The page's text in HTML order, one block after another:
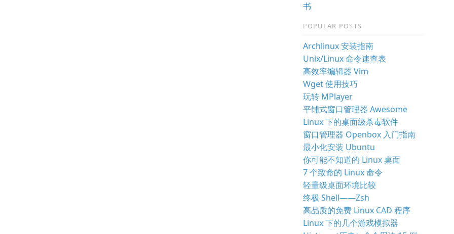
书
POPULAR POSTS
Archlinux 安装指南
Unix/Linux 命令速查表
高效率编辑器 Vim
Wget 使用技巧
玩转 MPlayer
平铺式窗口管理器 Awesome
Linux 下的桌面级杀毒软件
窗口管理器 Openbox 入门指南
最小化安装 Ubuntu
你可能不知道的 Linux 桌面
7 个致命的 Linux 命令
轻量级桌面环境比较
终极 Shell——Zsh
高品质的免费 Linux CAD 程序
Linux 下的几个游戏模拟器